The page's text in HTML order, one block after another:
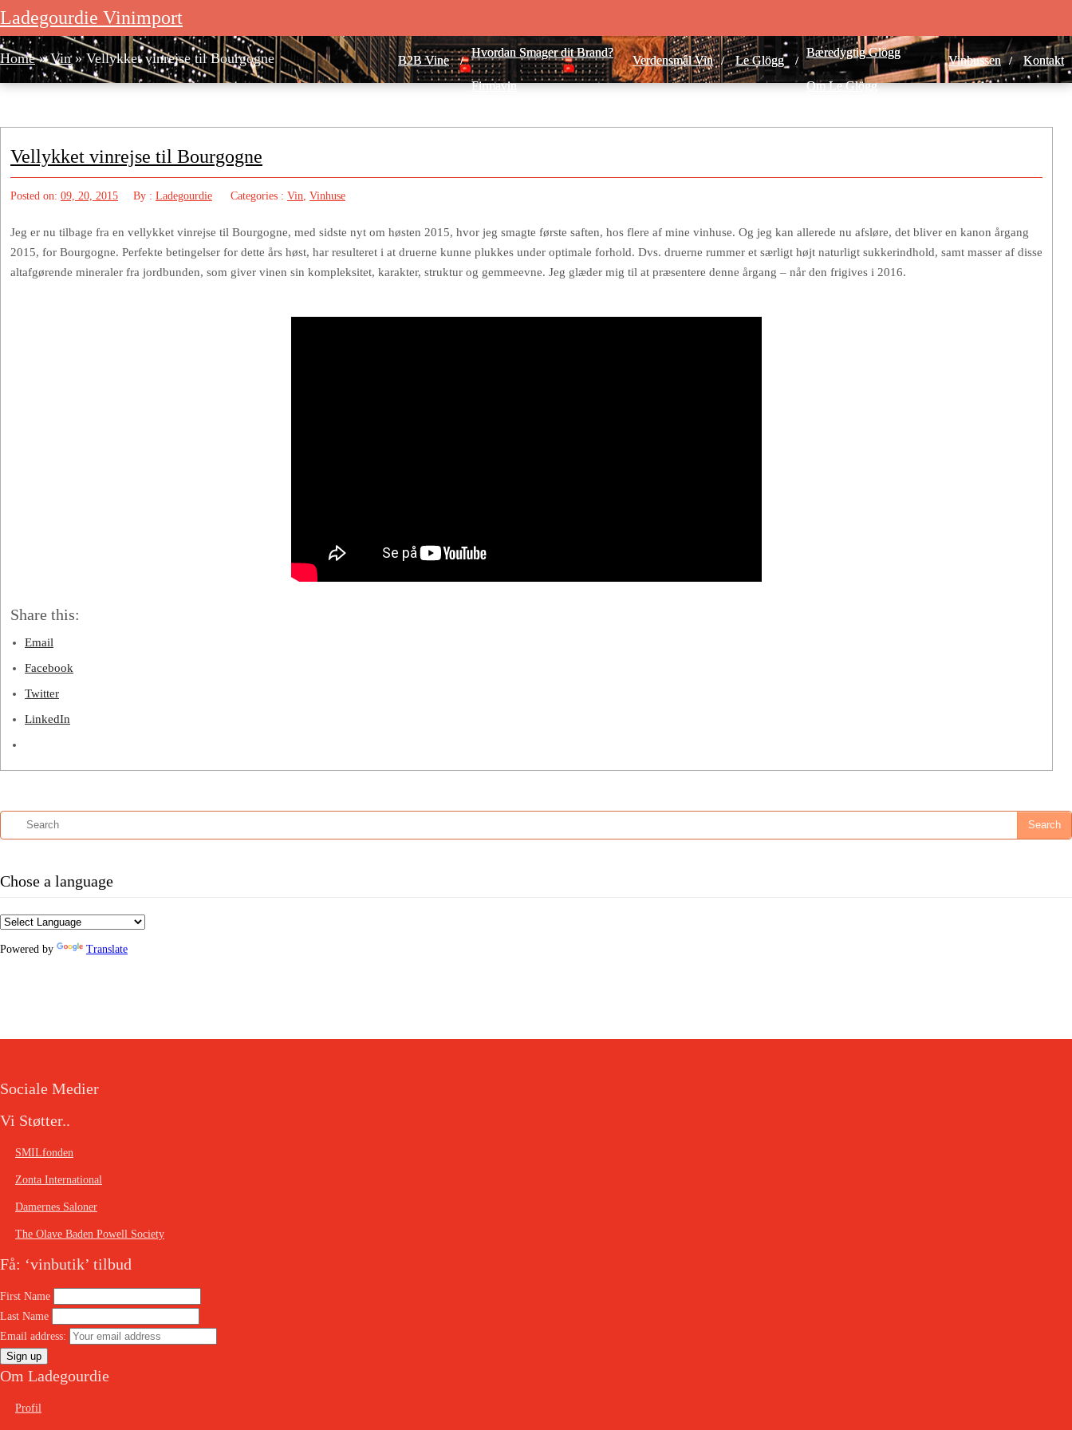
Ladegourdie Vinimport
B2B Vine
Hvordan Smager dit Brand?
Firmavin
Verdensmål Vin Le Glögg
Bæredygtig Glögg
Om Le Glögg
Vinbussen Kontakt
Ladegourdie Vinimport
B2B Vine
Hvordan Smager dit Brand?
Firmavin
Verdensmål Vin Le Glögg
Bæredygtig Glögg
Om Le Glögg
Vinbussen Kontakt
Home»Vin»Vellykket vinrejse til Bourgogne
Vellykket vinrejse til Bourgogne
Posted on: 09, 20, 2015 By : Ladegourdie Categories : Vin, Vinhuse
Jeg er nu tilbage fra en vellykket vinrejse til Bourgogne, med sidste nyt om høsten 2015, hvor jeg smagte første saften, hos flere af mine vinhuse. Og jeg kan allerede nu afsløre, det bliver en kanon årgang
2015, for Bourgogne. Perfekte betingelser for dette års høst, har resulteret i at druerne kunne plukkes under optimale forhold. Dvs. druerne rummer et særligt højt naturligt sukkerindhold, samt masser af disse
altafgørende mineraler fra jordbunden, som giver vinen sin kompleksitet, karakter, struktur og gemmeevne. Jeg glæder mig til at præsentere denne årgang – når den frigives i 2016.
Share this:
Email
Facebook
Twitter
LinkedIn
Chose a language
Powered by Translate
Sociale Medier
Vi Støtter..
SMILfonden
Zonta International
Damernes Saloner
The Olave Baden Powell Society
Få: ‘vinbutik’ tilbud
First Name
Last Name
Email address:
Om Ladegourdie
Profil